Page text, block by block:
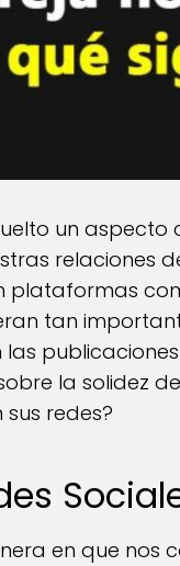
un
relaciones
plataformas
tan
la solidez
redes?
en que nos